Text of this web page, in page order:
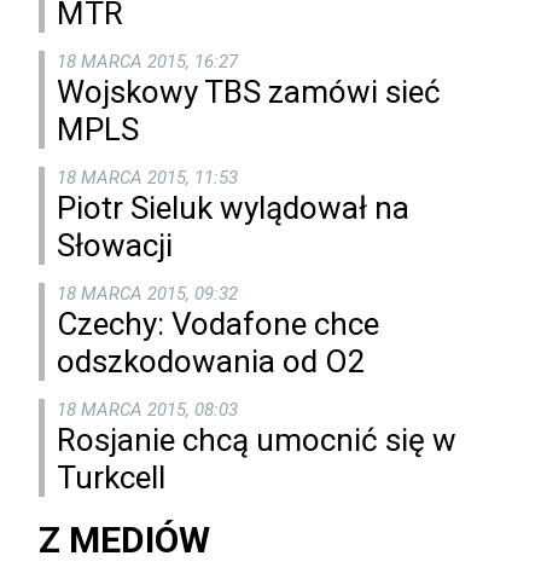
MTR
18 MARCA 2015, 16:27
Wojskowy TBS zamówi sieć
MPLS
18 MARCA 2015, 11:53
Piotr Sieluk wylądował na
Słowacji
18 MARCA 2015, 09:32
Czechy: Vodafone chce
odszkodowania od O2
18 MARCA 2015, 08:03
Rosjanie chcą umocnić się w
Turkcell
Z MEDIÓW